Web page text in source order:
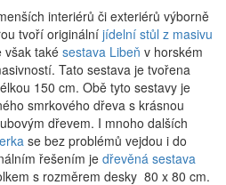
interiérů či exteriérů výborně
tvoří originální jídelní stůl z masivu
však také sestava Libeň v horském
Tato sestava je tvořena
150 cm. Obě tyto sestavy je
smrkového dřeva s krásnou
dřevem. I mnoho dalších
se bez problémů vejdou i do
řešením je dřevěná sestava
s rozměrem desky 80 x 80 cm.